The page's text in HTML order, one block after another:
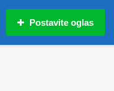
Postavite oglas